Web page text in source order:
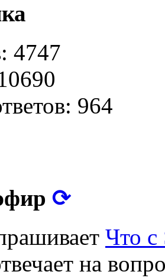
4747
964
⟳
Что с
на